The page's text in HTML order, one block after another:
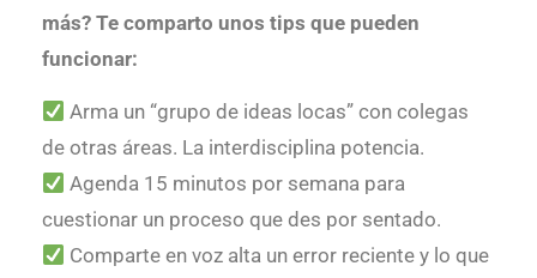
más? Te comparto unos tips que pueden
funcionar:
Arma un “grupo de ideas locas” con colegas
de otras áreas. La interdisciplina potencia.
Agenda 15 minutos por semana para
cuestionar un proceso que des por sentado.
Comparte en voz alta un error reciente y lo que